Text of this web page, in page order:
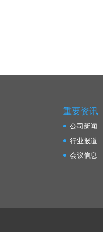
重要资讯
公司新闻
行业报道
会议信息